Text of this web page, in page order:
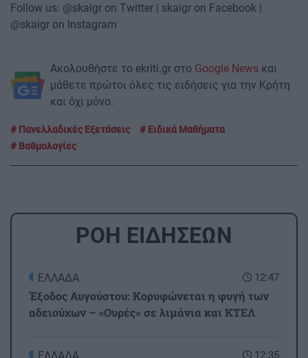
Follow us: @skaigr on Twitter | skaigr on Facebook |
@skaigr on Instagram
Ακολουθήστε το ekriti.gr στο Google News και
μάθετε πρώτοι όλες τις ειδήσεις για την Κρήτη
και όχι μόνο.
Πανελλαδικές Εξετάσεις
Ειδικά Μαθήματα
Βαθμολογίες
ΡΟΗ ΕΙΔΗΣΕΩΝ
12:47
ΕΛΛΑΔΑ
Έξοδος Αυγούστου: Κορυφώνεται η φυγή των
αδειούχων – «Ουρές» σε λιμάνια και ΚΤΕΛ
12:35